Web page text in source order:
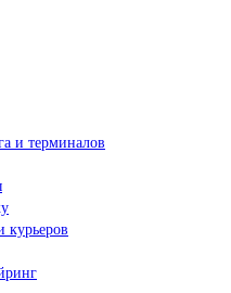
и терминалов
курьеров